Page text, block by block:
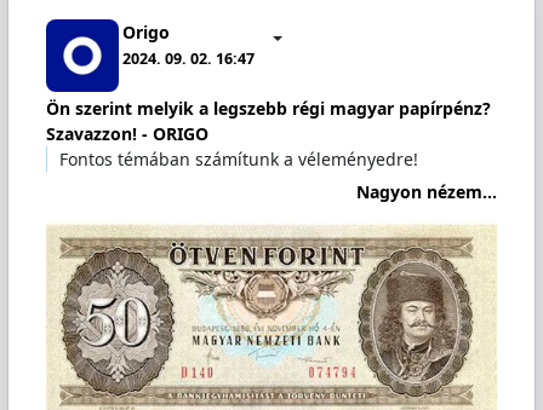
Origo
2024. 09. 02. 16:47
Ön szerint melyik a legszebb régi magyar papírpénz?
Szavazzon! - ORIGO
Fontos témában számítunk a véleményedre!
Nagyon nézem...